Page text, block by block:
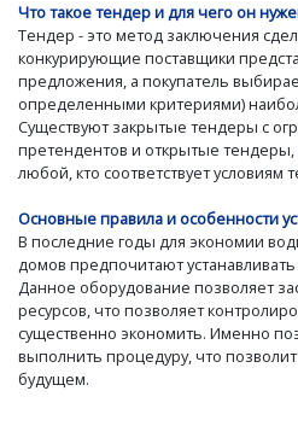
Что такое тендер и для чего он
Тендер - это метод заключения
конкурирующие поставщики
предложения, а покупатель
определенными критериями)
Существуют закрытые тендеры с
претендентов и открытые тендеры,
любой, кто соответствует условиям
Основные правила и особенности
В последние годы для экономии
домов предпочитают
Данное оборудование позволяет
ресурсов, что позволяет
существенно экономить. Именно
выполнить процедуру, что
будущем.